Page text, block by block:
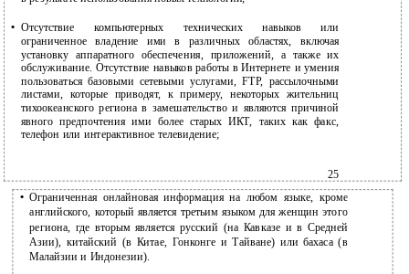
• Отсутствие компьютерных технических навыков или
ограниченное владение ими в различных областях, включая
установку аппаратного обеспечения, приложений, а также их
обслуживание. Отсутствие навыков работы в Интернете и умения
пользоваться базовыми сетевыми услугами, FTP, рассылочными
листами, которые приводят, к примеру, некоторых жительниц
тихоокеанского региона в замешательство и являются причиной
явного предпочтения ими более старых ИКТ, таких как факс,
телефон или интерактивное телевидение;
25
• Ограниченная онлайновая информация на любом языке, кроме
английского, который является третьим языком для женщин этого
региона, где вторым является русский (на Кавказе и в Средней
Азии), китайский (в Китае, Гонконге и Тайване) или бахаса (в
Малайзии и Индонезии).